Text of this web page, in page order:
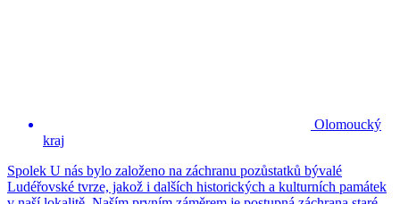
Olomoucký
kraj
Spolek U nás bylo založeno na záchranu pozůstatků bývalé
Ludéřovské tvrze, jakož i dalších historických a kulturních památek